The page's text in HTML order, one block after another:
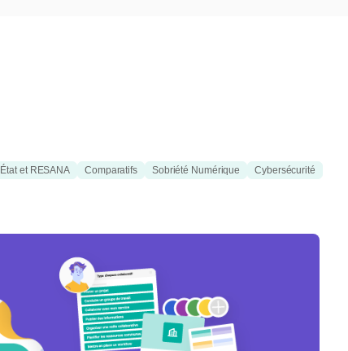
État et RESANA Comparatifs Sobriété Numérique
Cybersécurité